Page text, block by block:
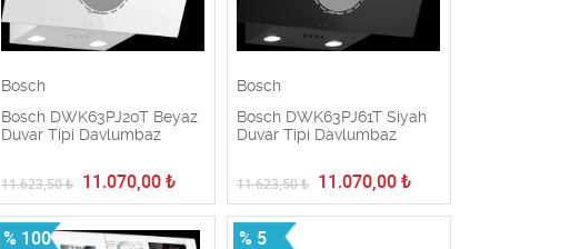
Bosch
Bosch DWK63PJ20T Beyaz
Duvar Tipi Davlumbaz
11.623,50₺ 11.070,00 ₺
Bosch
Bosch DWK63PJ61T Siyah
Duvar Tipi Davlumbaz
11.623,50₺ 11.070,00 ₺
% 100 % 5